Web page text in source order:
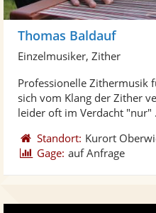
Thomas Baldauf
Einzelmusiker, Zither
Professionelle Zithermusik
sich vom Klang der Zither
leider oft im Verdacht "nur"
Standort: Kurort
Gage: auf Anfrage